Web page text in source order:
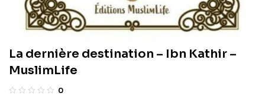
La dernière destination – Ibn Kathir –
MuslimLife
0